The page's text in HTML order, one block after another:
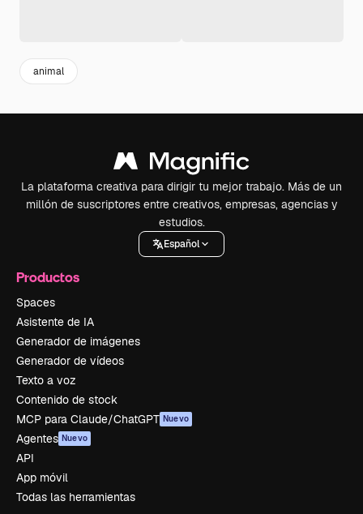
animal
La plataforma creativa para dirigir tu mejor trabajo. Más de un
millón de suscriptores entre creativos, empresas, agencias y
estudios.
Español
Productos
Spaces
Asistente de IA
Generador de imágenes
Generador de vídeos
Texto a voz
Contenido de stock
MCP para Claude/ChatGPT Nuevo
Agentes Nuevo
API
App móvil
Todas las herramientas